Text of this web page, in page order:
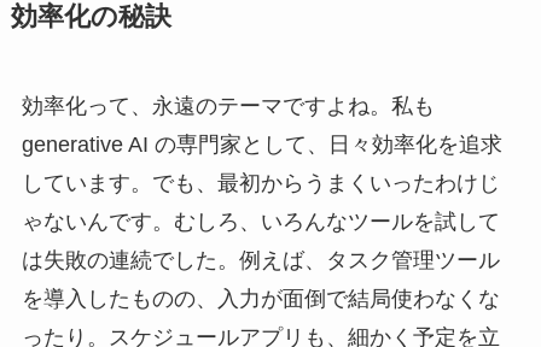
効率化の秘訣
効率化って、永遠のテーマですよね。私も
generative AI の専門家として、日々効率化を追求
しています。でも、最初からうまくいったわけじ
ゃないんです。むしろ、いろんなツールを試して
は失敗の連続でした。例えば、タスク管理ツール
を導入したものの、入力が面倒で結局使わなくな
ったり。スケジュールアプリも、細かく予定を立